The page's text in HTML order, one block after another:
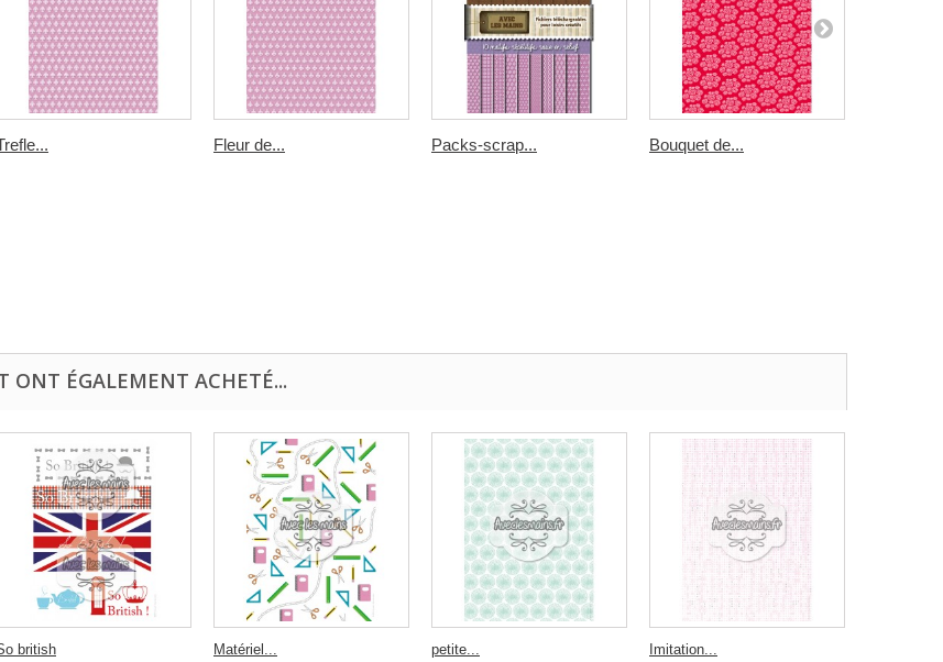
Fleur de... Packs-scrap... Bouquet de...
ONT ÉGALEMENT ACHETÉ...
british
Matériel...
petite...
Imitation...